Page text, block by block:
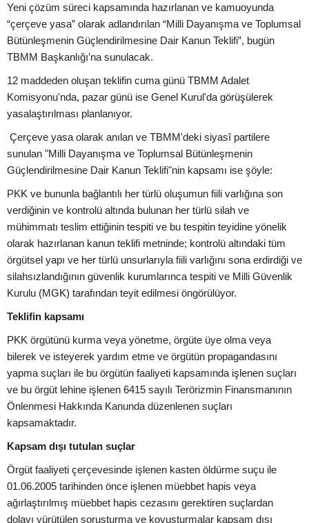
Yeni çözüm süreci kapsamında hazırlanan ve kamuoyunda
“çerçeve yasa” olarak adlandırılan “Milli Dayanışma ve Toplumsal
Bütünleşmenin Güçlendirilmesine Dair Kanun Teklifi”, bugün
TBMM Başkanlığı’na sunulacak.
12 maddeden oluşan teklifin cuma günü TBMM Adalet
Komisyonu'nda, pazar günü ise Genel Kurul'da görüşülerek
yasalaştırılması planlanıyor.
Çerçeve yasa olarak anılan ve TBMM'deki siyasî partilere
sunulan "Milli Dayanışma ve Toplumsal Bütünleşmenin
Güçlendirilmesine Dair Kanun Teklifi"nin kapsamı ise şöyle:
PKK ve bununla bağlantılı her türlü oluşumun fiili varlığına son
verdiğinin ve kontrolü altında bulunan her türlü silah ve
mühimmatı teslim ettiğinin tespiti ve bu tespitin teyidine yönelik
olarak hazırlanan kanun teklifi metninde; kontrolü altındaki tüm
örgütsel yapı ve her türlü unsurlarıyla fiili varlığını sona erdirdiği ve
silahsızlandığının güvenlik kurumlarınca tespiti ve Milli Güvenlik
Kurulu (MGK) tarafından teyit edilmesi öngörülüyor.
Teklifin kapsamı
PKK örgütünü kurma veya yönetme, örgüte üye olma veya
bilerek ve isteyerek yardım etme ve örgütün propagandasını
yapma suçları ile bu örgütün faaliyeti kapsamında işlenen suçları
ve bu örgüt lehine işlenen 6415 sayılı Terörizmin Finansmanının
Önlenmesi Hakkında Kanunda düzenlenen suçları
kapsamaktadır.
Kapsam dışı tutulan suçlar
Örgüt faaliyeti çerçevesinde işlenen kasten öldürme suçu ile
01.06.2005 tarihinden önce işlenen müebbet hapis veya
ağırlaştırılmış müebbet hapis cezasını gerektiren suçlardan
dolayı yürütülen soruşturma ve kovuşturmalar kapsam dışı